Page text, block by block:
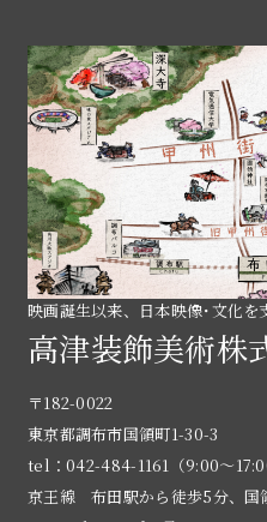
映画誕生以来、日本映像･文化を
高津装飾美術株
〒182-0022
東京都調布市国領町1-30-3
tel：042-484-1161（9:00〜
京王線 布田駅から徒歩5分、国